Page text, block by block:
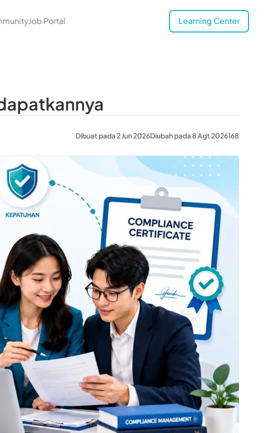
Job Portal Learning Center
Dibuat pada 2 Jun 2026Diubah pada 8 Agt 2026168